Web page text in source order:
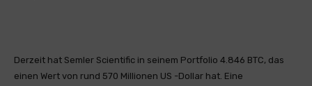
Derzeit hat Semler Scientific in seinem Portfolio 4.846 BTC, das
einen Wert von rund 570 Millionen US -Dollar hat. Eine